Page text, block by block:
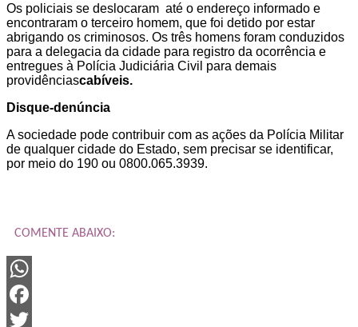
Os policiais se deslocaram até o endereço informado e
encontraram o terceiro homem, que foi detido por estar
abrigando os criminosos. Os três homens foram conduzidos
para a delegacia da cidade para registro da ocorrência e
entregues à Polícia Judiciária Civil para demais
providênciascabíveis.
Disque-denúncia
A sociedade pode contribuir com as ações da Polícia Militar
de qualquer cidade do Estado, sem precisar se identificar,
por meio do 190 ou 0800.065.3939.
COMENTE ABAIXO:
WhatsApp
Facebook